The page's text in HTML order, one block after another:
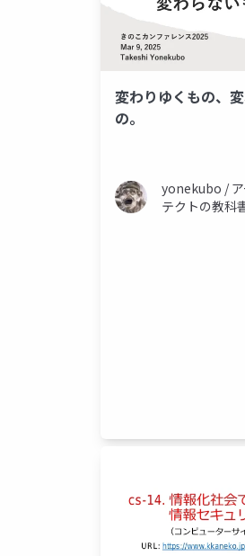
変わりゆくもの、
の。
yonekubo / ア
テクトの教科